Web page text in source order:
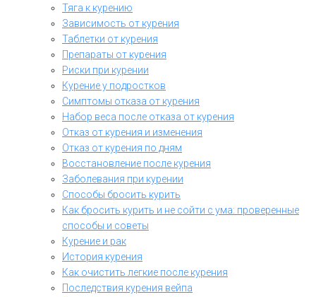
Тяга к курению
Зависимость от курения
Таблетки от курения
Препараты от курения
Риски при курении
Курение у подростков
Симптомы отказа от курения
Набор веса после отказа от курения
Отказ от курения и изменения
Отказ от курения по дням
Восстановление после курения
Заболевания при курении
Способы бросить курить
Как бросить курить и не сойти с ума: проверенные
способы и советы
Курение и рак
История курения
Как очистить легкие после курения
Последствия курения вейпа